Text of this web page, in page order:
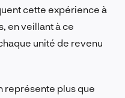
cette expérience à
en veillant à ce
unité de revenu
représente plus que